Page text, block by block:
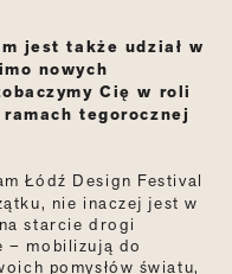
jest także udział w
nowych
Cię w roli
tegorocznej
Łódź Design Festival
nie inaczej jest w
starcie drogi
– mobilizują do
pomysłów światu,